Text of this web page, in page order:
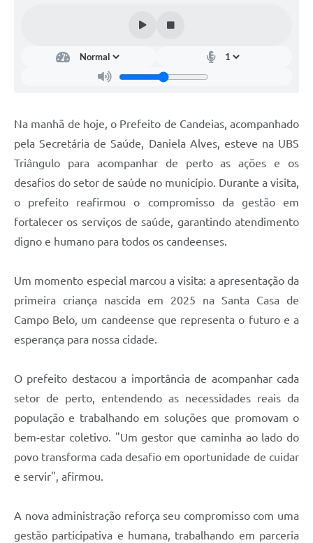
Vigilância em Saúde
Creche Municipal
Farmácia Municipal
REMUME
Orientações COVID-19
Contratos
Legislação para Concurso
Transparência dos recursos municipais empregado no
Lei Aldir Blanc
Na manhã de hoje, o Prefeito de Candeias, acompanhado
pela Secretária de Saúde, Daniela Alves, esteve na UBS
Triângulo para acompanhar de perto as ações e os
desafios do setor de saúde no município. Durante a visita,
o prefeito reafirmou o compromisso da gestão em
fortalecer os serviços de saúde, garantindo atendimento
digno e humano para todos os candeenses.
Um momento especial marcou a visita: a apresentação da
primeira criança nascida em 2025 na Santa Casa de
Campo Belo, um candeense que representa o futuro e a
esperança para nossa cidade.
O prefeito destacou a importância de acompanhar cada
setor de perto, entendendo as necessidades reais da
população e trabalhando em soluções que promovam o
bem-estar coletivo. "Um gestor que caminha ao lado do
povo transforma cada desafio em oportunidade de cuidar
e servir", afirmou.
A nova administração reforça seu compromisso com uma
gestão participativa e humana, trabalhando em parceria